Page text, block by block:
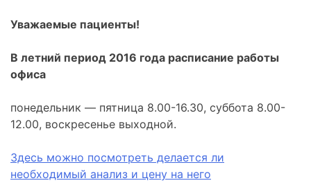
Уважаемые пациенты!
В летний период 2016 года расписание работы
офиса
понедельник — пятница 8.00-16.30, суббота 8.00-
12.00, воскресенье выходной.
Здесь можно посмотреть делается ли
необходимый анализ и цену на него